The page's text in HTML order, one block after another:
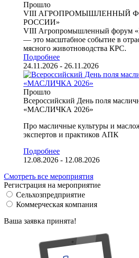
Прошло
VIII АГРОПРОМЫШЛЕННЫЙ
РОССИИ»
VIII Агропромышленный форум
— это масштабное событие в
мясного животноводства КРС.
Подробнее
24.11.2026 - 26.11.2026
Прошло
Всероссийский День поля
«МАСЛИЧКА 2026»
Про масличные культуры и
экспертов и практиков АПК
Подробнее
12.08.2026 - 12.08.2026
Смотреть все мероприятия
Регистрация на мероприятие
Сельхозпредприятие
Коммерческая компания
Ваша заявка принята!